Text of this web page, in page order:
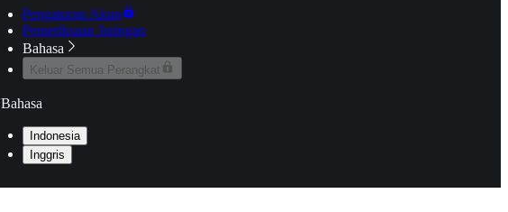
Pengaturan Akun
Pemeriksaan Jaringan
Bahasa
Keluar Semua Perangkat
Bahasa
Indonesia
Inggris